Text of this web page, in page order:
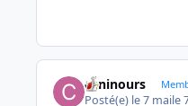
caninours
Posté(e) le 7 maile